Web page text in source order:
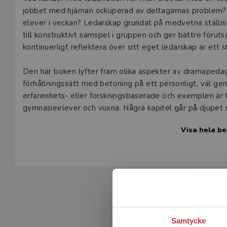
Samtycke
jobbet med hjärnan ockuperad av deltagarnas
elever i veckan? Ledarskap grundat på medvetna
till konstruktivt samspel i gruppen och ger bättre
kontinuerligt reflektera över sitt eget ledarskap är ett
Den här boken lyfter fram olika aspekter av
förhållningssätt med betoning på ett personligt, väl
erfarenhets- eller forskningsbaserade och exemplen
gymnasieelever och vuxna. Några kapitel går på
Visa hela